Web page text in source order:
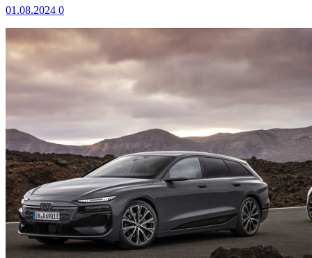
01.08.2024 0